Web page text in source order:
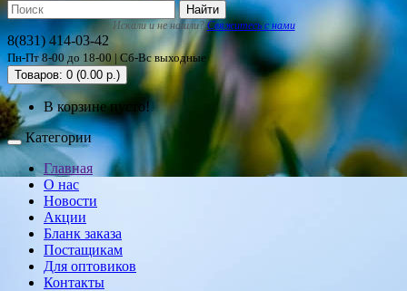
Найти
Искали и не нашли?Свяжитесь с нами
8(831) 414-03-42
Пн-Пт 8-00 до 18-00 | Сб-Вс выходные
Товаров: 0 (0.00 р.)
В корзине пусто!
Категории
Главная
О нас
Новости
Акции
Бланк заказа
Постащикам
Для оптовиков
Контакты